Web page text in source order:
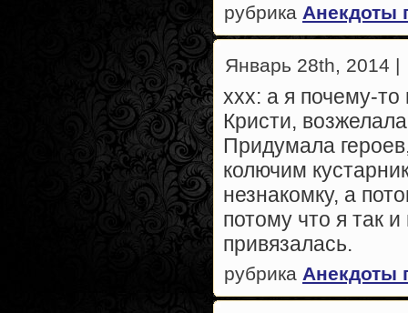
рубрика Анекдоты
Январь 28th, 2014 |
xxx: а я почему-то
Кристи,
Придумала
колючим
незнакомку, а
потому что я так
привязалась.
рубрика Анекдоты